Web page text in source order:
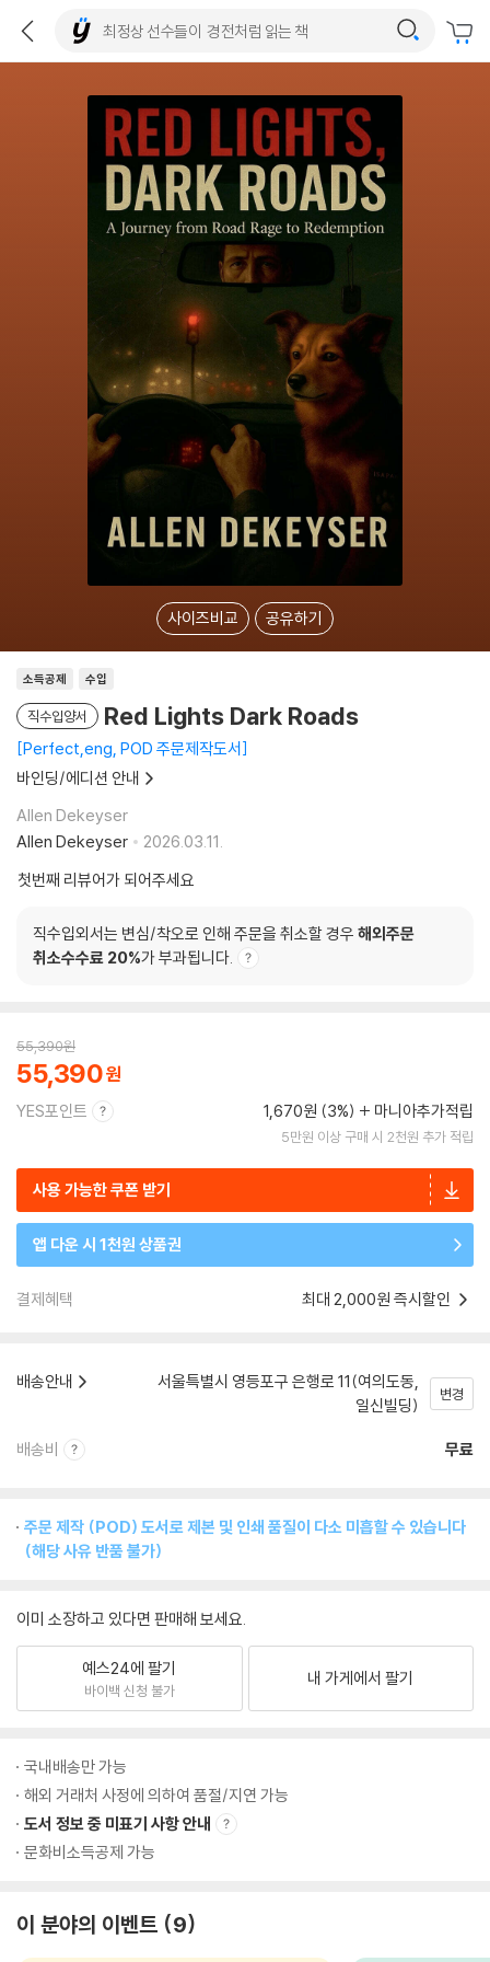
사이즈비교 공유하기
소득공제 수입
직수입양서 Red Lights Dark Roads
Perfect,eng, POD 주문제작도서
바인딩/에디션 안내
Allen Dekeyser
Allen Dekeyser
2026.03.11.
첫번째 리뷰어가 되어주세요
직수입외서는 변심/착오로 인해 주문을 취소할 경우 해외주문
취소수수료 20%가 부과됩니다.
55,390원
55,390
YES포인트 1,670원 (3%) 마니아추가적립
5만원 이상 구매 시 2천원 추가 적립
사용 가능한 쿠폰 받기
앱 다운 시 1천원 상품권
결제혜택 최대 2,000원 즉시할인
배송안내
서울특별시 영등포구 은행로 11(여의도동,
일신빌딩)
변경
배송비 무료
주문 제작 (POD) 도서로 제본 및 인쇄 품질이 다소 미흡할 수 있습니다
(해당 사유 반품 불가)
이미 소장하고 있다면 판매해 보세요.
예스24에 팔기
바이백 신청 불가
내 가게에서 팔기
국내배송만 가능
해외 거래처 사정에 의하여 품절/지연 가능
도서 정보 중 미표기 사항 안내
문화비소득공제 가능
이 분야의 이벤트 9